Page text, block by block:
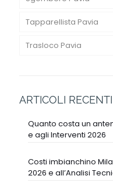
Tapparellista Pavia
Trasloco Pavia
ARTICOLI RECENTI
Quanto costa un
e agli Interventi 2026
Costi imbianchino
2026 e all’Analisi